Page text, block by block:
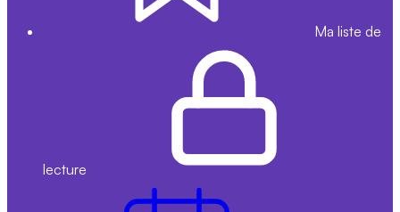
Ma liste de
lecture